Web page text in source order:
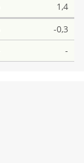
1,4
-0,3
-